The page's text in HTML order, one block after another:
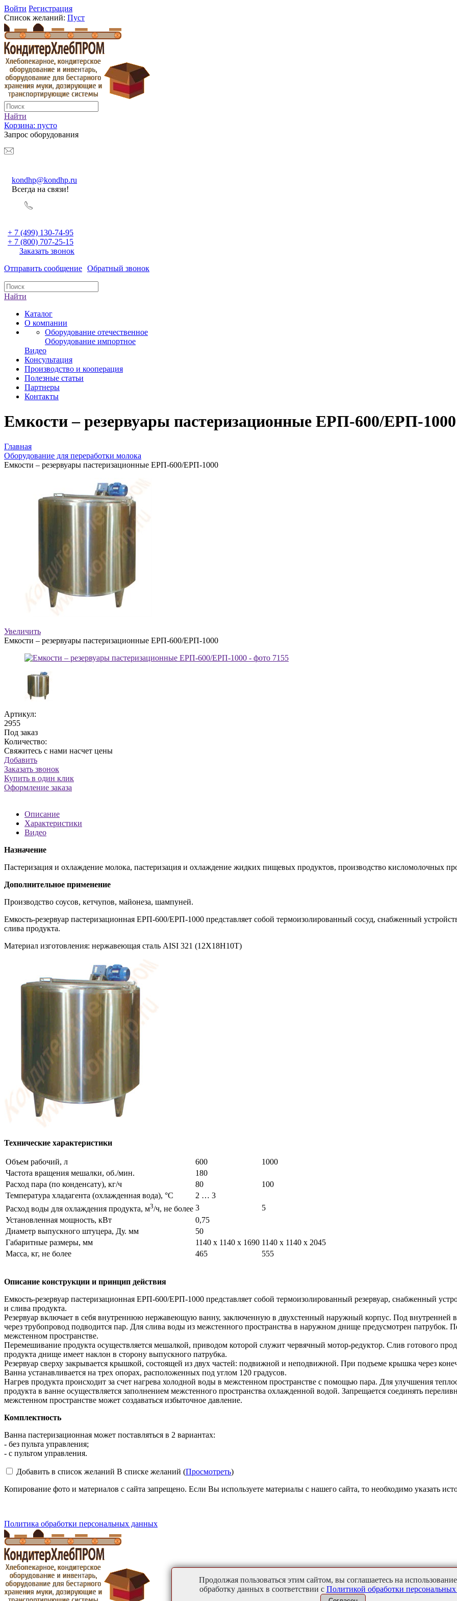
Войти Регистрация
Список желаний: Пуст
Найти
Корзина: пусто
Запрос оборудования
kondhp@kondhp.ru
Всегда на связи!
+ 7 (499) 130-74-95
+ 7 (800) 707-25-15
Заказать звонок
Отправить сообщение Обратный звонок
Найти
Каталог
О компании
Оборудование отечественное
Оборудование импортное
Видео
Консультация
Производство и кооперация
Полезные статьи
Партнеры
Контакты
Емкости – резервуары пастеризационные ЕРП-600/ЕРП-1000
Главная
Оборудование для переработки молока
Емкости – резервуары пастеризационные ЕРП-600/ЕРП-1000
Увеличить
Емкости – резервуары пастеризационные ЕРП-600/ЕРП-1000
Артикул:
2955
Под заказ
Количество:
Свяжитесь с нами насчет цены
Добавить
Заказать звонок
Купить в один клик
Оформление заказа
Описание
Характеристики
Видео
Назначение
Пастеризация и охлаждение молока, пастеризация и охлаждение жидких пищевых продуктов, производство кисломолочных
Дополнительное применение
Производство соусов, кетчупов, майонеза, шампуней.
Емкость-резервуар пастеризационная ЕРП-600/ЕРП-1000 представляет собой термоизолированный сосуд, снабженный
слива продукта.
Материал изготовления: нержавеющая сталь AISI 321 (12Х18Н10Т)
Технические характеристики
Объем рабочий, л 600
1000
Частота вращения мешалки, об./мин.
180
Расход пара (по конденсату), кг/ч
80
100
Температура хладагента (охлажденная вода), °С
2 … 3
Расход воды для охлаждения продукта, м3/ч, не более 3
5
Установленная мощность, кВт
0,75
Диаметр выпускного штуцера, Ду. мм
50
Габаритные размеры, мм
1140 х 1140 х 1690 1140 х 1140 х 2045
Масса, кг, не более
465 555
Описание конструкции и принцип действия
Емкость-резервуар пастеризационная ЕРП-600/ЕРП-1000 представляет собой термоизолированный резервуар, снабженный
и слива продукта.
Резервуар включает в себя внутреннюю нержавеющую ванну, заключенную в двухстенный наружный корпус. Под внутренней
через трубопровод подводится пар. Для слива воды из межстенного пространства в наружном днище предусмотрен
межстенном пространстве.
Перемешивание продукта осуществляется мешалкой, приводом которой служит червячный мотор-редуктор. Слив готового
продукта днище имеет наклон в сторону выпускного патрубка.
Резервуар сверху закрывается крышкой, состоящей из двух частей: подвижной и неподвижной. При подъеме крышка через
Ванна устанавливается на трех опорах, расположенных под углом 120 градусов.
Нагрев продукта происходит за счет нагрева холодной воды в межстенном пространстве с помощью пара. Для улучшения
продукта в ванне осуществляется заполнением межстенного пространства охлажденной водой. Запрещается соединять
межстенном пространстве может создаваться избыточное давление.
Комплектность
Ванна пастеризационная может поставляться в 2 вариантах:
- без пульта управления;
- с пультом управления.
Добавить в список желаний В списке желаний (Просмотреть)
Копирование фото и материалов с сайта запрещено. Если Вы используете материалы с нашего сайта, то необходимо указать
Политика обработки персональных данных
Продолжая пользоваться этим сайтом, вы соглашаетесь на
обработку данных в соответствии с Политикой обработки